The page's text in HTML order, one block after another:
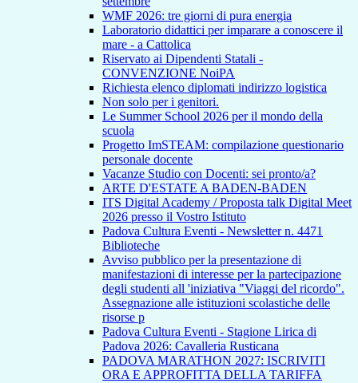
WMF 2026: tre giorni di pura energia
Laboratorio didattici per imparare a conoscere il
mare - a Cattolica
Riservato ai Dipendenti Statali -
CONVENZIONE NoiPA
Richiesta elenco diplomati indirizzo logistica
Non solo per i genitori.
Le Summer School 2026 per il mondo della
scuola
Progetto ImSTEAM: compilazione questionario
personale docente
Vacanze Studio con Docenti: sei pronto/a?
ARTE D'ESTATE A BADEN-BADEN
ITS Digital Academy / Proposta talk Digital Meet
2026 presso il Vostro Istituto
Padova Cultura Eventi - Newsletter n. 4471
Biblioteche
Avviso pubblico per la presentazione di
manifestazioni di interesse per la partecipazione
degli studenti all 'iniziativa "Viaggi del ricordo".
Assegnazione alle istituzioni scolastiche delle
risorse p
Padova Cultura Eventi - Stagione Lirica di
Padova 2026: Cavalleria Rusticana
PADOVA MARATHON 2027: ISCRIVITI
ORA E APPROFITTA DELLA TARIFFA